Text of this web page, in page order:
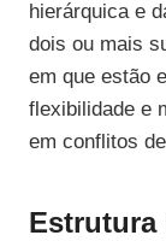
hierárquica e
dois ou mais
em que estão
flexibilidade e
em conflitos
Estrutura